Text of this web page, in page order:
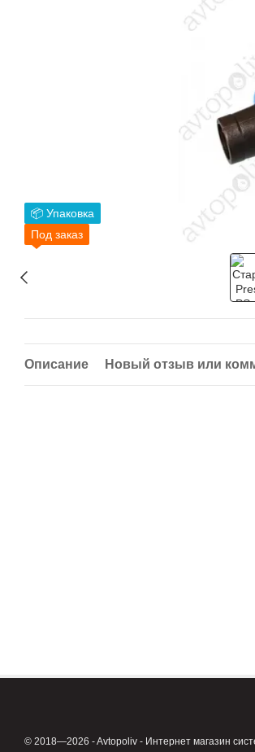
📦 Упаковка
Под заказ
Описание Новый отзыв или
© 2018—2026 - Avtopoliv - Интернет магазин